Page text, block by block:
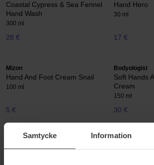
Samtycke Information
Coastal Cypress & Sea Fennel
Hand Wash
300 ml
28 €
Hand Hero
30 ml
17 €
Mizon
Hand And Foot Cream Snail
100 ml
5 €
Bodyologist
Soft Hands
Cream
150 ml
30 €
L'Occitane en Provence
Shea Butter Foot Balm
L'Occitane
Lavender